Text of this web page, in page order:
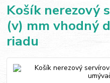
Košík nerezový
(v) mm vhodný
riadu